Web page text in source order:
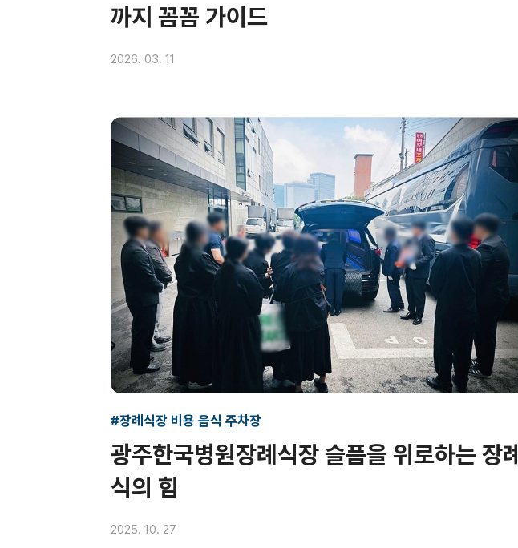
까지 꼼꼼 가이드
2026. 03. 11
#장례식장 비용 음식 주차장
광주한국병원장례식장 슬픔을 위로하는 장례
식의 힘
2025. 10. 27